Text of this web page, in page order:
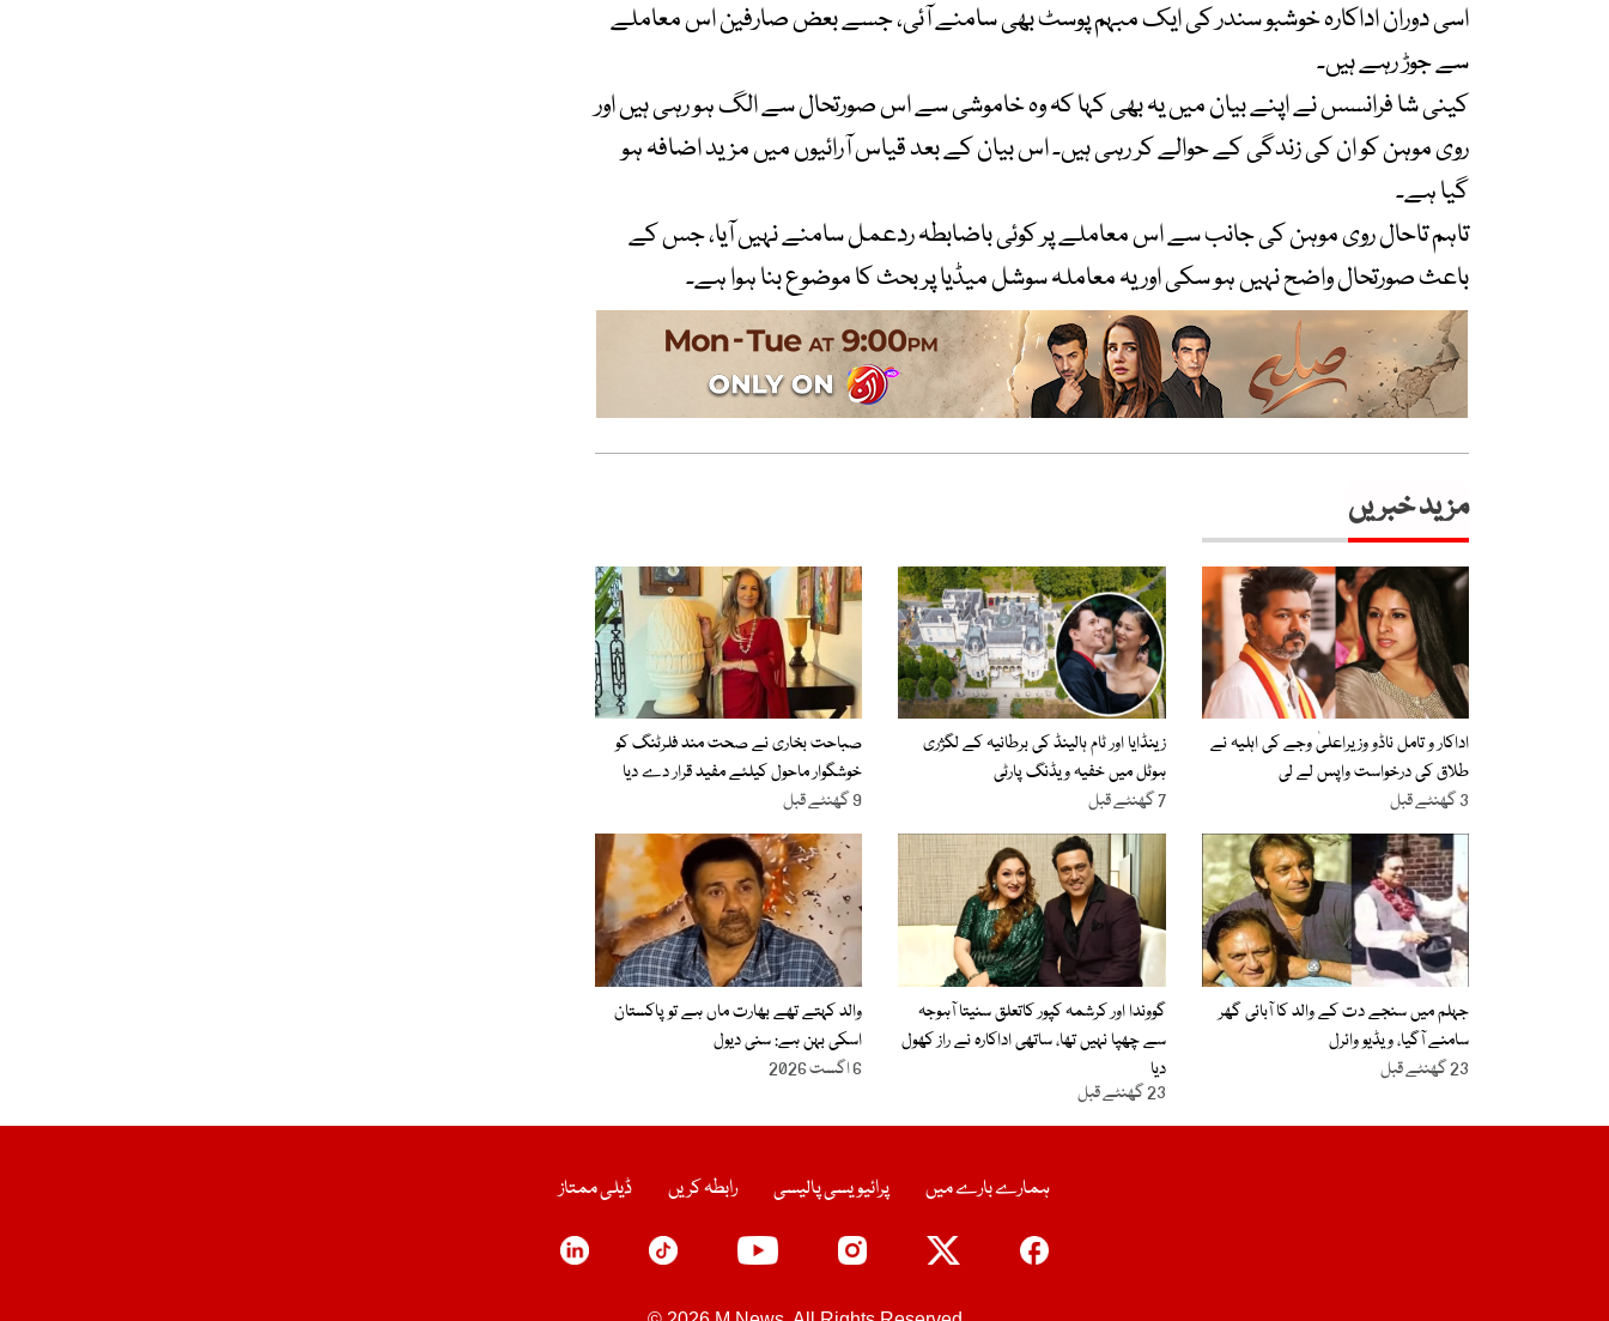
اسی دوران اداکارہ خوشبو سندر کی ایک مبہم پوسٹ بھی سامنے آئی، جسے بعض صارفین اس معاملے
سے جوڑ رہے ہیں۔
کینی شا فرانسس نے اپنے بیان میں یہ بھی کہا کہ وہ خاموشی سے اس صورتحال سے الگ ہو رہی ہیں اور
روی موہن کو ان کی زندگی کے حوالے کر رہی ہیں۔ اس بیان کے بعد قیاس آرائیوں میں مزید اضافہ ہو
گیا ہے۔
تاہم تاحال روی موہن کی جانب سے اس معاملے پر کوئی باضابطہ ردعمل سامنے نہیں آیا، جس کے
باعث صورتحال واضح نہیں ہو سکی اور یہ معاملہ سوشل میڈیا پر بحث کا موضوع بنا ہوا ہے۔
مزید خبریں
اداکار و تامل ناڈو وزیراعلیٰ وجے کی اہلیہ نے
طلاق کی درخواست واپس لے لی
3 گھنٹے قبل
زینڈایا اور ٹام ہالینڈ کی برطانیہ کے لگژری
ہوٹل میں خفیہ ویڈنگ پارٹی
7 گھنٹے قبل
صباحت بخاری نے صحت مند فلرٹنگ کو
خوشگوار ماحول کیلئے مفید قرار دے دیا
9 گھنٹے قبل
جہلم میں سنجے دت کے والد کا آبائی گھر
سامنے آگیا، ویڈیو وائرل
23 گھنٹے قبل
گووندا اور کرشمہ کپور کاتعلق سنیتا آہوجہ
سے چھپا نہیں تھا، ساتھی اداکارہ نے راز کھول
دیا
23 گھنٹے قبل
والد کہتے تھے بھارت ماں ہے تو پاکستان
اسکی بہن ہے: سنی دیول
6 اگست 2026
ہمارے بارے میں پرائیویسی پالیسی رابطہ کریں ڈیلی ممتاز